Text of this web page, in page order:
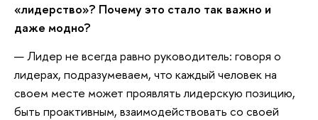
«лидерство»? Почему это стало так важно и
даже модно?
— Лидер не всегда равно руководитель: говоря о
лидерах, подразумеваем, что каждый человек на
своем месте может проявлять лидерскую позицию,
быть проактивным, взаимодействовать со своей